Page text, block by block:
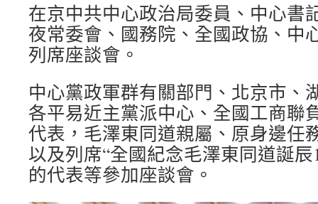
在京中共中心政治局委員、中心書
夜常委會、國務院、全國政協、中
列席座談會。
中心黨政軍群有關部門、北京市、
各平易近主黨派中心、全國工商聯
代表，毛澤東同道親屬、原身邊任
以及列席“全國紀念毛澤東同道誕
的代表等參加座談會。